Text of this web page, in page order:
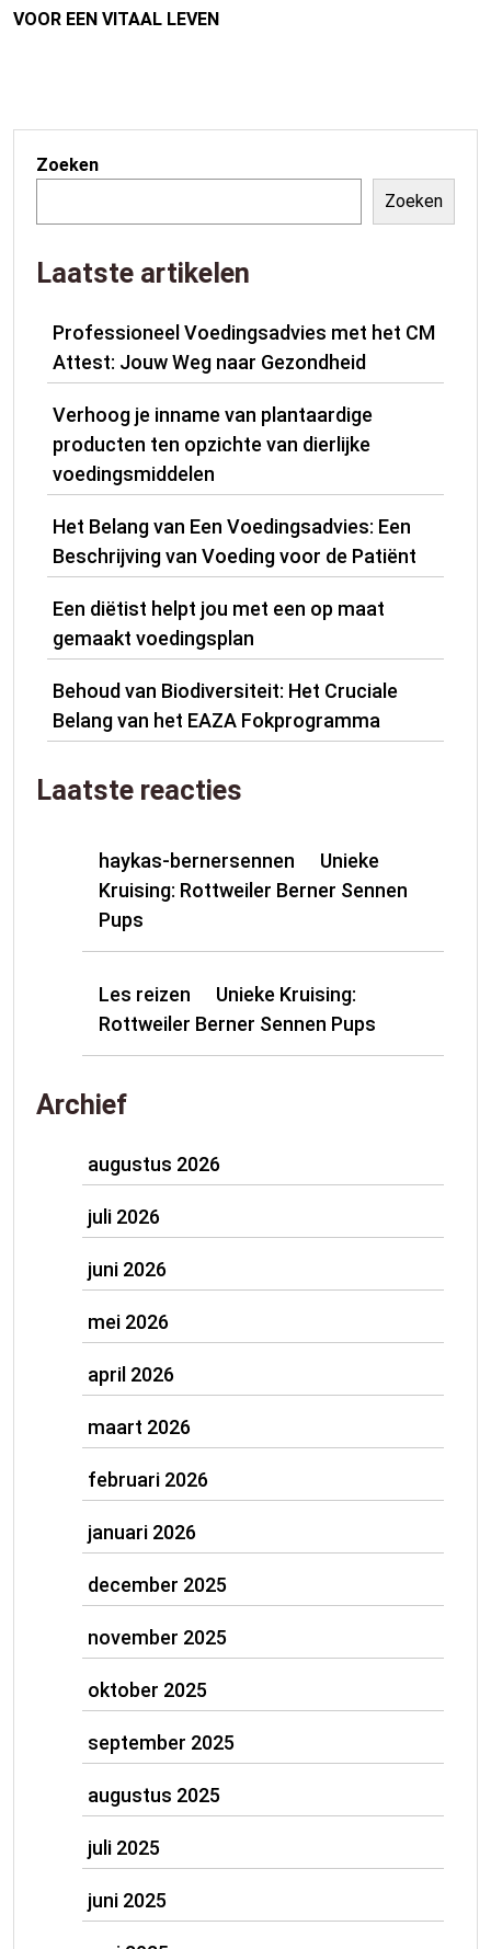
VOOR EEN VITAAL LEVEN
Zoeken
Zoeken
Laatste artikelen
Professioneel Voedingsadvies met het CM
Attest: Jouw Weg naar Gezondheid
Verhoog je inname van plantaardige
producten ten opzichte van dierlijke
voedingsmiddelen
Het Belang van Een Voedingsadvies: Een
Beschrijving van Voeding voor de Patiënt
Een diëtist helpt jou met een op maat
gemaakt voedingsplan
Behoud van Biodiversiteit: Het Cruciale
Belang van het EAZA Fokprogramma
Laatste reacties
haykas-bernersennen
Unieke
Kruising: Rottweiler Berner Sennen
Pups
Les reizen
Unieke Kruising:
Rottweiler Berner Sennen Pups
Archief
augustus 2026
juli 2026
juni 2026
mei 2026
april 2026
maart 2026
februari 2026
januari 2026
december 2025
november 2025
oktober 2025
september 2025
augustus 2025
juli 2025
juni 2025